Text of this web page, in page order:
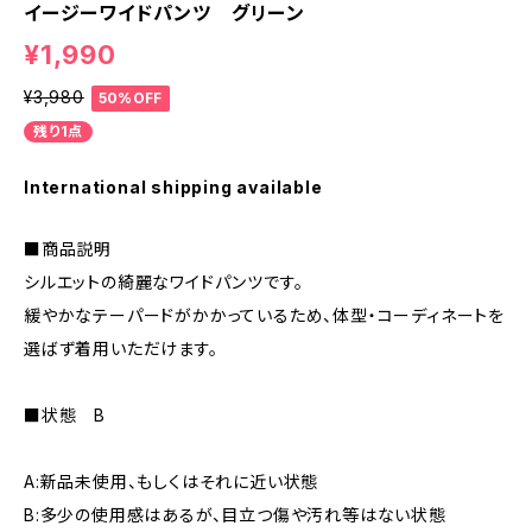
イージーワイドパンツ グリーン
¥1,990
¥3,980
50%OFF
残り1点
International shipping available
■商品説明
シルエットの綺麗なワイドパンツです。
緩やかなテーパードがかかっているため、体型・コーディネートを
選ばず着用いただけます。
■状態 B
A:新品未使用、もしくはそれに近い状態
B:多少の使用感はあるが、目立つ傷や汚れ等はない状態